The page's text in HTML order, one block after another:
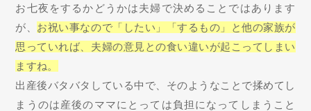
お七夜をするかどうかは夫婦で決めることではあります
が、 お祝い事なので「したい」「するもの」と他の家族が
思っていれば、夫婦の意見との食い違いが起こってしまい
ますね。
出産後バタバタしている中で、そのようなことで揉めてし
まうのは産後のママにとっては負担になってしまうこと